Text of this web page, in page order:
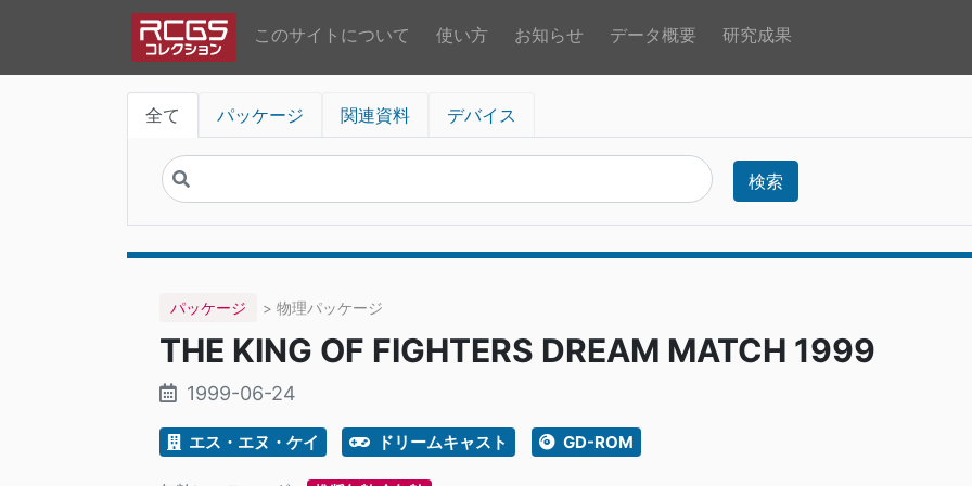
このサイトについて 使い方 お知らせ データ概要 研究成果
全て パッケージ 関連資料 デバイス
検索
パッケージ > 物理パッケージ
THE KING OF FIGHTERS DREAM MATCH 1999
1999-06-24
エス・エヌ・ケイ ドリームキャスト GD-ROM